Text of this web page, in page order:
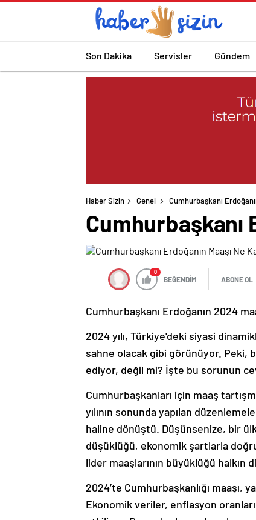
Son Dakika Servisler Gündem
Haber Sizin Genel Cumhurbaşkanı
Cumhurbaşkanı
0
BEĞENDİM ABONE OL
Cumhurbaşkanı Erdoğanın 2024
2024 yılı, Türkiye'deki siyasi
sahne olacak gibi görünüyor. Peki,
ediyor, değil mi? İşte bu sorunun
Cumhurbaşkanları için maaş
yılının sonunda yapılan
haline dönüştü. Düşünsenize, bir
düşüklüğü, ekonomik şartlarla
lider maaşlarının büyüklüğü halkın
2024’te Cumhurbaşkanlığı
Ekonomik veriler, enflasyon